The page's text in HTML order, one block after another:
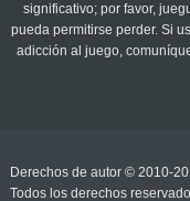
significativo; por favor,
pueda permitirse perder. Si
adicción al juego,
Derechos de autor © 2010-
Todos los derechos